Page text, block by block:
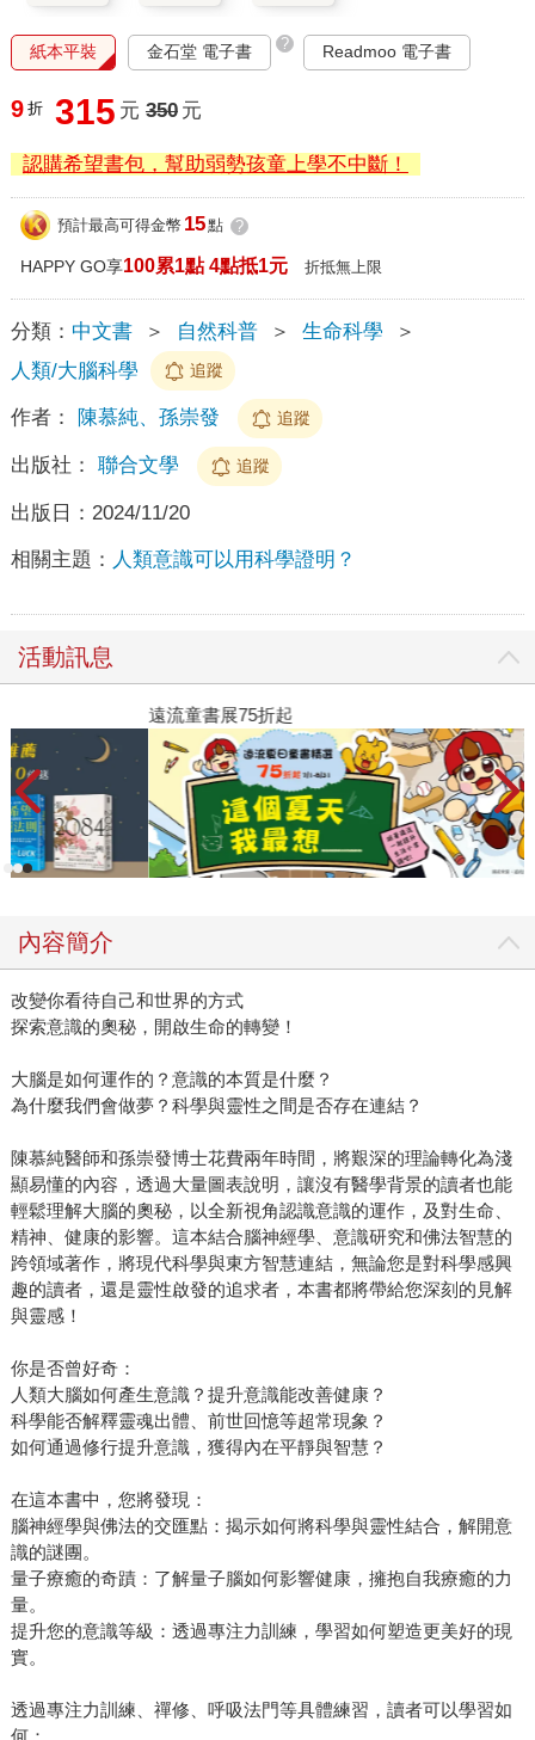
紙本平裝 金石堂 電子書 ? Readmoo 電子書
9 折 315 元 350 元
認購希望書包，幫助弱勢孩童上學不中斷！
預計最高可得金幣 15點 ?
HAPPY GO享100累1點 4點抵1元 折抵無上限
分類： 中文書 ＞ 自然科普 ＞ 生命科學
＞
人類/大腦科學
追蹤
作者： 陳慕純、孫崇發 追蹤
出版社： 聯合文學 追蹤
出版日： 2024/11/20
相關主題： 人類意識可以用科學證明？
活動訊息
遠流童書展75折起
內容簡介
改變你看待自己和世界的方式
探索意識的奧秘，開啟生命的轉變！
大腦是如何運作的？意識的本質是什麼？
為什麼我們會做夢？科學與靈性之間是否存在連結？
陳慕純醫師和孫崇發博士花費兩年時間，將艱深的理論轉化為淺
顯易懂的內容，透過大量圖表說明，讓沒有醫學背景的讀者也能
輕鬆理解大腦的奧秘，以全新視角認識意識的運作，及對生命、
精神、健康的影響。這本結合腦神經學、意識研究和佛法智慧的
跨領域著作，將現代科學與東方智慧連結，無論您是對科學感興
趣的讀者，還是靈性啟發的追求者，本書都將帶給您深刻的見解
與靈感！
你是否曾好奇：
人類大腦如何產生意識？提升意識能改善健康？
科學能否解釋靈魂出體、前世回憶等超常現象？
如何通過修行提升意識，獲得內在平靜與智慧？
在這本書中，您將發現：
腦神經學與佛法的交匯點：揭示如何將科學與靈性結合，解開意
識的謎團。
量子療癒的奇蹟：了解量子腦如何影響健康，擁抱自我療癒的力
量。
提升您的意識等級：透過專注力訓練，學習如何塑造更美好的現
實。
透過專注力訓練、禪修、呼吸法門等具體練習，讀者可以學習如
何：